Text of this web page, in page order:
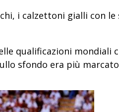
i calzettoni gialli con
qualificazioni mondiali
sfondo era più